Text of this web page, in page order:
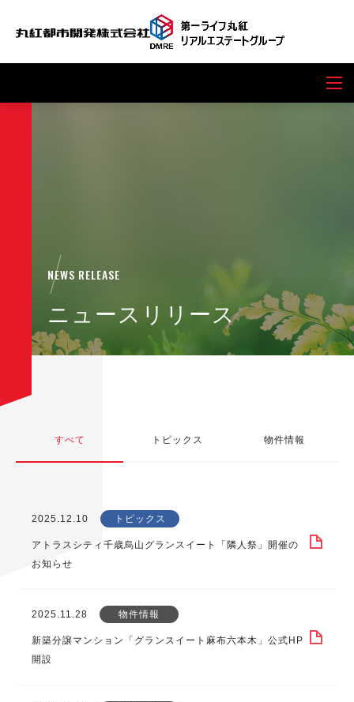
NEWS RELEASE
ニュースリリース
すべて トピックス 物件情報
2025.12.10 トピックス
アトラスシティ千歳烏山グランスイート「隣人祭」開催の
お知らせ
2025.11.28 物件情報
新築分譲マンション「グランスイート麻布六本木」公式HP
開設